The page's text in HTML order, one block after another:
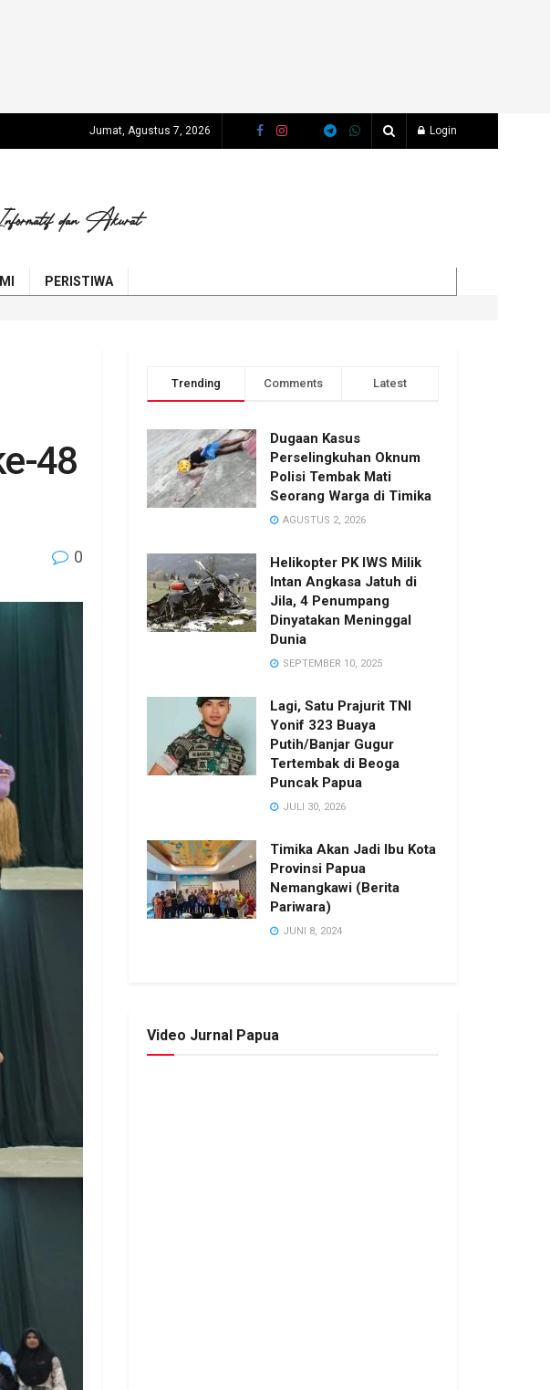
Jumat, Agustus 7, 2026 Login
PERISTIWA
48
0
Trending Comments Latest
Dugaan Kasus
Perselingkuhan Oknum
Polisi Tembak Mati
Seorang Warga di Timika
AGUSTUS 2, 2026
Helikopter PK IWS Milik
Intan Angkasa Jatuh di
Jila, 4 Penumpang
Dinyatakan Meninggal
Dunia
SEPTEMBER 10, 2025
Lagi, Satu Prajurit TNI
Yonif 323 Buaya
Putih/Banjar Gugur
Tertembak di Beoga
Puncak Papua
JULI 30, 2026
Timika Akan Jadi Ibu Kota
Provinsi Papua
Nemangkawi (Berita
Pariwara)
JUNI 8, 2024
Video Jurnal Papua